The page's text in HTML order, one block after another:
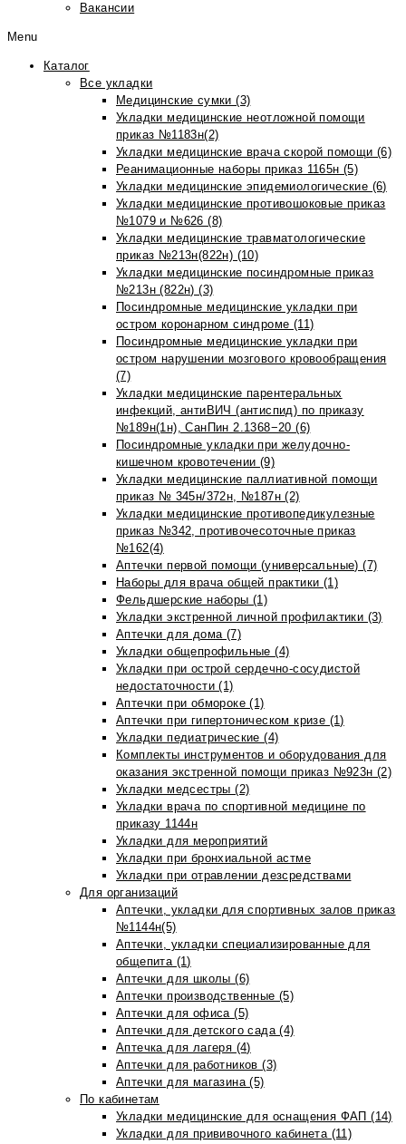
Вакансии
Menu
Каталог
Все укладки
Медицинские сумки (3)
Укладки медицинские неотложной помощи
приказ №1183н(2)
Укладки медицинские врача скорой помощи (6)
Реанимационные наборы приказ 1165н (5)
Укладки медицинские эпидемиологические (6)
Укладки медицинские противошоковые приказ
№1079 и №626 (8)
Укладки медицинские травматологические
приказ №213н(822н) (10)
Укладки медицинские посиндромные приказ
№213н (822н) (3)
Посиндромные медицинские укладки при
остром коронарном синдроме (11)
Посиндромные медицинские укладки при
остром нарушении мозгового кровообращения
(7)
Укладки медицинские парентеральных
инфекций, антиВИЧ (антиспид) по приказу
№189н(1н), СанПин 2.1368−20 (6)
Посиндромные укладки при желудочно-
кишечном кровотечении (9)
Укладки медицинские паллиативной помощи
приказ № 345н/372н, №187н (2)
Укладки медицинские противопедикулезные
приказ №342, противочесоточные приказ
№162(4)
Аптечки первой помощи (универсальные) (7)
Наборы для врача общей практики (1)
Фельдшерские наборы (1)
Укладки экстренной личной профилактики (3)
Аптечки для дома (7)
Укладки общепрофильные (4)
Укладки при острой сердечно-сосудистой
недостаточности (1)
Аптечки при обмороке (1)
Аптечки при гипертоническом кризе (1)
Укладки педиатрические (4)
Комплекты инструментов и оборудования для
оказания экстренной помощи приказ №923н (2)
Укладки медсестры (2)
Укладки врача по спортивной медицине по
приказу 1144н
Укладки для мероприятий
Укладки при бронхиальной астме
Укладки при отравлении дезсредствами
Для организаций
Аптечки, укладки для спортивных залов приказ
№1144н(5)
Аптечки, укладки специализированные для
общепита (1)
Аптечки для школы (6)
Аптечки производственные (5)
Аптечки для офиса (5)
Аптечки для детского сада (4)
Аптечка для лагеря (4)
Аптечки для работников (3)
Аптечки для магазина (5)
По кабинетам
Укладки медицинские для оснащения ФАП (14)
Укладки для прививочного кабинета (11)